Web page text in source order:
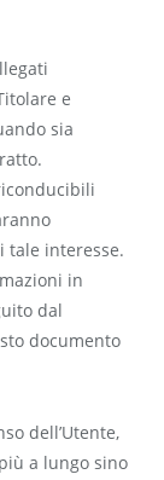
e
sia
tale interesse.
in
dal
documento
dell’Utente,
a lungo sino